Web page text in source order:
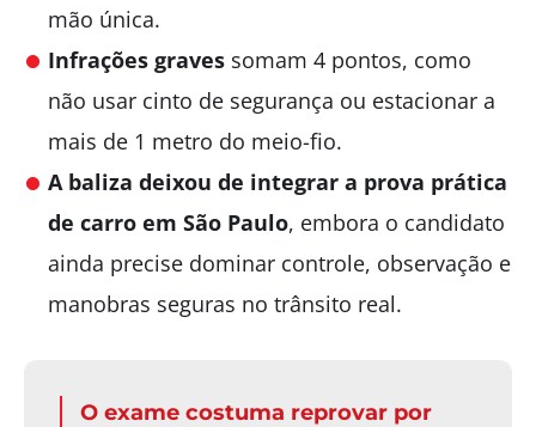
mão única.
Infrações graves somam 4 pontos, como
não usar cinto de segurança ou estacionar a
mais de 1 metro do meio-fio.
A baliza deixou de integrar a prova prática
de carro em São Paulo, embora o candidato
ainda precise dominar controle, observação e
manobras seguras no trânsito real.
O exame costuma reprovar por